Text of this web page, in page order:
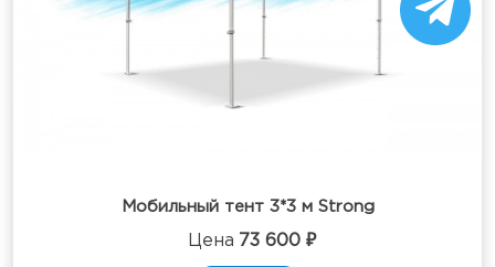
Мобильный тент 3*3 м Strong
Цена 73 600 ₽